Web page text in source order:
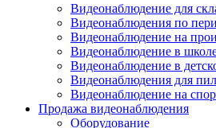
Видеонаблюдение для
Видеонаблюдения по
Видеонаблюдение на
Видеонаблюдение в
Видеонаблюдение в
Видеонаблюдения для
Видеонаблюдение на
Продажа видеонаблюдения
Оборудование